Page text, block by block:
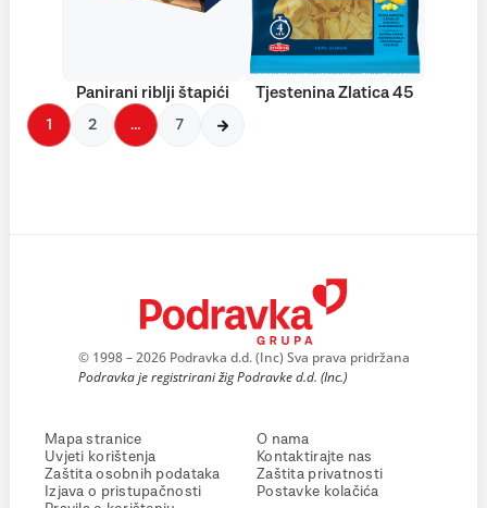
Panirani riblji štapići Tjestenina Zlatica 45
1 2 … 7
© 1998 – 2026 Podravka d.d. (Inc) Sva prava pridržana
Podravka je registrirani žig Podravke d.d. (Inc.)
Mapa stranice
Uvjeti korištenja
Zaštita osobnih podataka
Izjava o pristupačnosti
O nama
Kontaktirajte nas
Zaštita privatnosti
Postavke kolačića